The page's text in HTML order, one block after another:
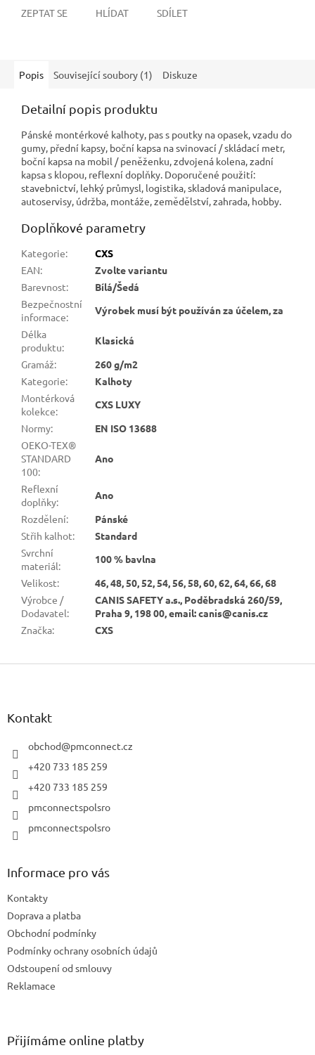
ZEPTAT SE HLÍDAT SDÍLET
Popis Související soubory (1) Diskuze
Detailní popis produktu
Pánské montérkové kalhoty, pas s poutky na opasek, vzadu do
gumy, přední kapsy, boční kapsa na svinovací / skládací metr,
boční kapsa na mobil / peněženku, zdvojená kolena, zadní
kapsa s klopou, reflexní doplňky. Doporučené použití:
stavebnictví, lehký průmysl, logistika, skladová manipulace,
autoservisy, údržba, montáže, zemědělství, zahrada, hobby.
Doplňkové parametry
Kategorie:
CXS
EAN:
Zvolte variantu
Barevnost:
Bílá/Šedá
Bezpečnostní
informace:
Výrobek musí být používán za účelem, za
Délka
produktu:
Klasická
Gramáž:
260 g/m2
Kategorie:
Kalhoty
Montérková
kolekce:
CXS LUXY
Normy:
EN ISO 13688
OEKO-TEX®
STANDARD
100:
Ano
Reflexní
doplňky:
Ano
Rozdělení:
Pánské
Střih kalhot:
Standard
Svrchní
materiál:
100 % bavlna
Velikost:
46, 48, 50, 52, 54, 56, 58, 60, 62, 64, 66, 68
Výrobce /
Dodavatel:
CANIS SAFETY a.s., Poděbradská 260/59,
Praha 9, 198 00, email: canis@canis.cz
Značka: CXS
Z
Kontakt
obchod@pmconnect.cz
+420 733 185 259
+420 733 185 259
pmconnectspolsro
pmconnectspolsro
Informace pro vás
Kontakty
Doprava a platba
Obchodní podmínky
Podmínky ochrany osobních údajů
Odstoupení od smlouvy
Reklamace
Přijímáme online platby